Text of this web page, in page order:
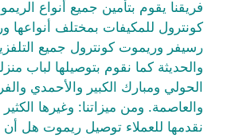
فريقنا يقوم بتأمين جميع أنواع
كونترول للمكيفات بمختلف أنواعها
رسيفر وريموت كونترول جميع
والحديثة كما نقوم بتوصيلها لباب
الحولي ومبارك الكبير والأحمدي
والعاصمة. ومن ميزاتنا: وغيرها
نقدمها للعملاء توصيل ريموت هل أن